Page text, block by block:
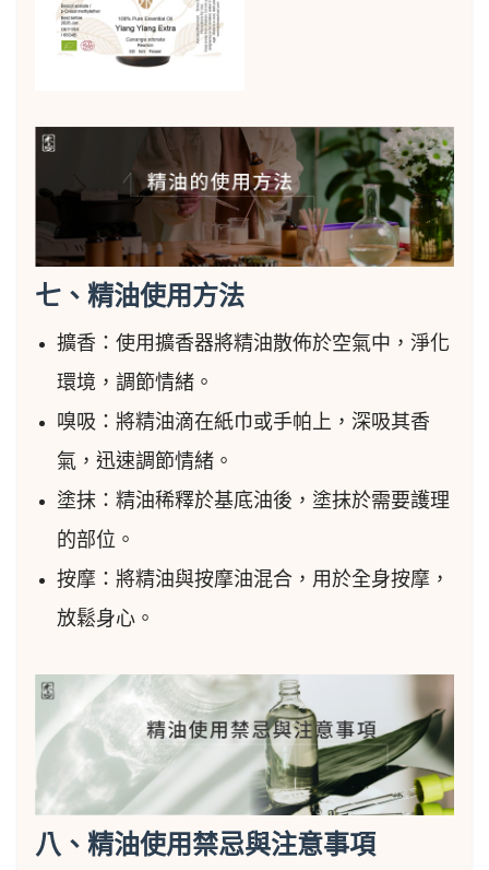
七、精油使用方法
擴香：使用擴香器將精油散佈於空氣中，淨化
環境，調節情緒。
嗅吸：將精油滴在紙巾或手帕上，深吸其香
氣，迅速調節情緒。
塗抹：精油稀釋於基底油後，塗抹於需要護理
的部位。
按摩：將精油與按摩油混合，用於全身按摩，
放鬆身心。
八、精油使用禁忌與注意事項